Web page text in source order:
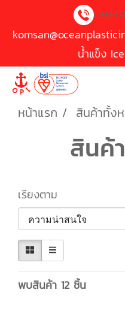
093-
น้ำแข็ง
หน้าแรก สินค้าทั้ง
สินค้
เรียงตาม
พบสินค้า 12 ชิ้น